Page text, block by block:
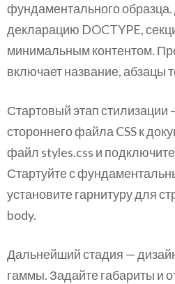
фундаментального
декларацию DOCTYPE,
минимальным контентом.
включает название, абзацы
Стартовый этап
стороннего файла CSS к
файл styles.css и подключите
Стартуйте с
установите гарнитуру для
body.
Дальнейший стадия —
гаммы. Задайте габариты и